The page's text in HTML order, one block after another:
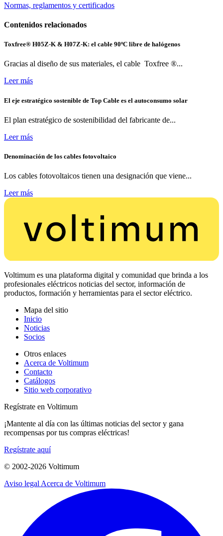
Normas, reglamentos y certificados
Contenidos relacionados
Toxfree® H05Z-K & H07Z-K: el cable 90ºC libre de halógenos
Gracias al diseño de sus materiales, el cable Toxfree ®...
Leer más
El eje estratégico sostenible de Top Cable es el autoconsumo solar
El plan estratégico de sostenibilidad del fabricante de...
Leer más
Denominación de los cables fotovoltaico
Los cables fotovoltaicos tienen una designación que viene...
Leer más
Voltimum es una plataforma digital y comunidad que brinda a los
profesionales eléctricos noticias del sector, información de
productos, formación y herramientas para el sector eléctrico.
Mapa del sitio
Inicio
Noticias
Socios
Otros enlaces
Acerca de Voltimum
Contacto
Catálogos
Sitio web corporativo
Regístrate en Voltimum
¡Mantente al día con las últimas noticias del sector y gana
recompensas por tus compras eléctricas!
Regístrate aquí
© 2002-2026 Voltimum
Aviso legal Acerca de Voltimum